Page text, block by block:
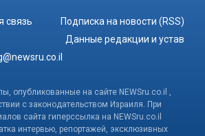
связь
Подписка на новости (RSS)
Данные редакции и устав
опубликованные на сайте NEWSru.co.il ,
с законодательством Израиля. При
сайта гиперссылка на NEWSru.co.il
интервью, репортажей, эксклюзивных